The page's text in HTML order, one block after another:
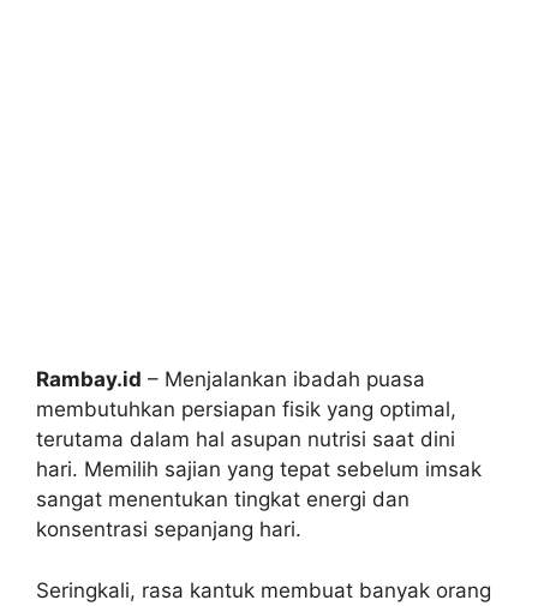
Rambay.id – Menjalankan ibadah puasa
membutuhkan persiapan fisik yang optimal,
terutama dalam hal asupan nutrisi saat dini
hari. Memilih sajian yang tepat sebelum imsak
sangat menentukan tingkat energi dan
konsentrasi sepanjang hari.
Seringkali, rasa kantuk membuat banyak orang